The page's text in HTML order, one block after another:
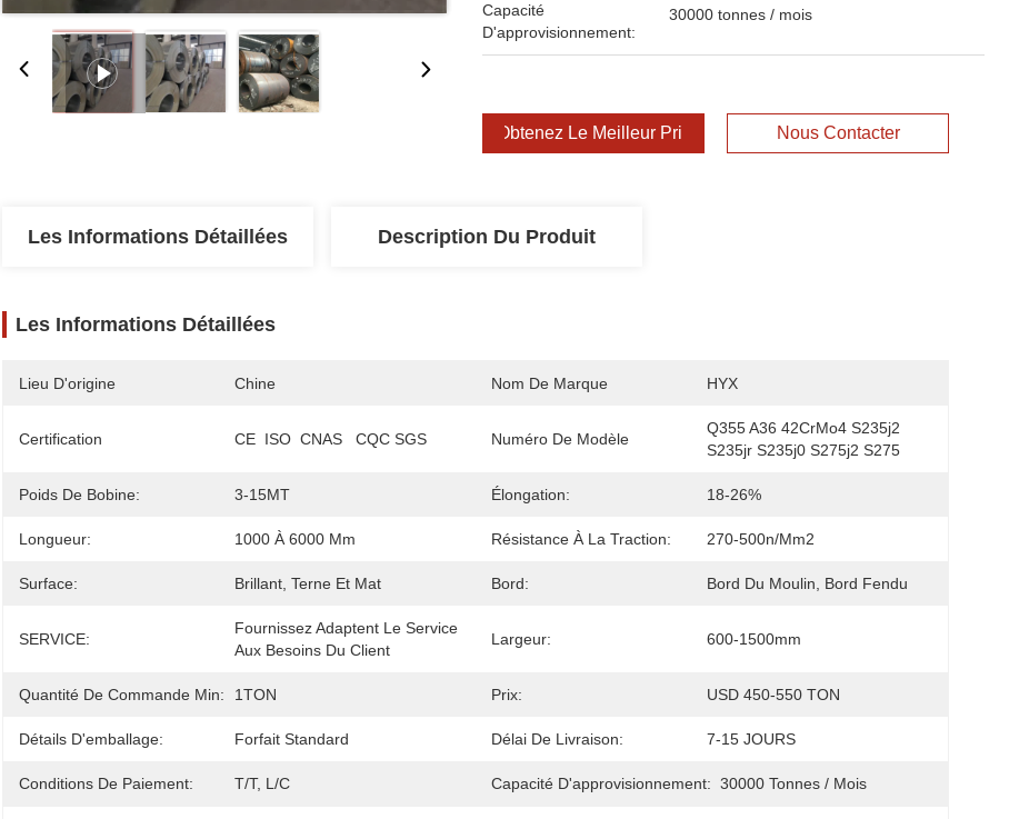
Capacité
D'approvisionnement:
30000 tonnes / mois
Obtenez Le Meilleur Prix Nous Contacter
Les Informations Détaillées Description Du Produit
Les Informations Détaillées
Lieu D'origine Chine Nom De Marque HYX
Certification CE  ISO  CNAS   CQC SGS Numéro De Modèle
Q355 A36 42CrMo4 S235j2
S235jr S235j0 S275j2 S275
Poids De Bobine: 3-15MT Élongation: 18-26%
Longueur: 1000 À 6000 Mm Résistance À La Traction: 270-500n/mm2
Surface: Brillant, Terne Et Mat Bord: Bord Du Moulin, Bord Fendu
SERVICE:
Fournissez Adaptent Le Service
Aux Besoins Du Client
Largeur: 600-1500mm
Quantité De Commande Min: 1TON Prix: USD 450-550 TON
Détails D'emballage: Forfait Standard Délai De Livraison: 7-15 JOURS
Conditions De Paiement: T/T, L/C Capacité D'approvisionnement: 30000 Tonnes / Mois